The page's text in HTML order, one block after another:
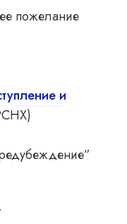
пожелание
и